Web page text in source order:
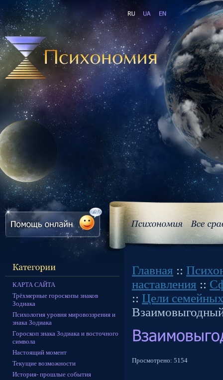
КАРТА САЙТА
Трёхмерные гороскопы знаков
Зодиака
Психология уровня мировоззрения и
знака Зодиака
Гороскоп знака Зодиака и восточного
символа
Настоящий момент
Текущие возможности
История- прошлые события
Главная ::
наставления ::
:: Цели
Просмотрено: 5154